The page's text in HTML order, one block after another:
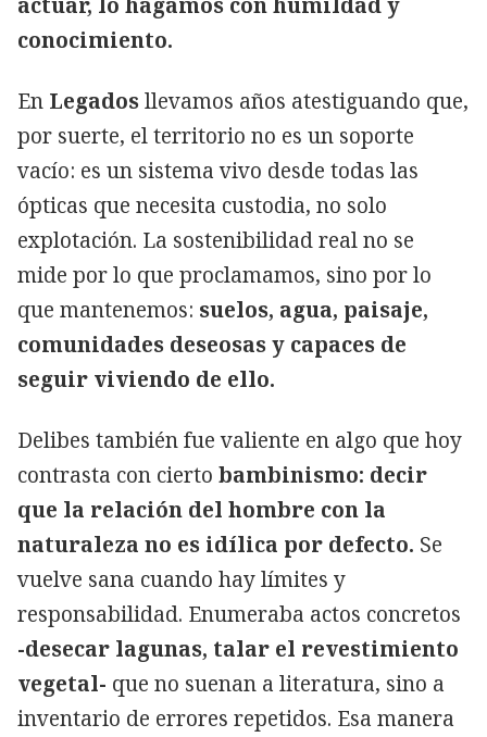
conocimiento.
En Legadosllevamos años atestiguando que,
por suerte, el territorio no es un soporte
vacío: es un sistema vivo desde todas las
ópticas que necesita custodia, no solo
explotación. La sostenibilidad real no se
mide por lo que proclamamos, sino por lo
que mantenemos: suelos, agua, paisaje,
comunidades deseosas y capaces de
seguir viviendo de ello.
Delibes también fue valiente en algo que hoy
contrasta con cierto bambinismo: decir
que la relación del hombre con la
naturaleza no es idílica por defecto. Se
vuelve sana cuando hay límites y
responsabilidad. Enumeraba actos concretos
-desecar lagunas, talar el revestimiento
vegetal- que no suenan a literatura, sino a
inventario de errores repetidos. Esa manera